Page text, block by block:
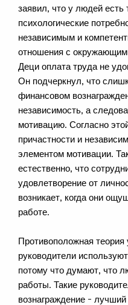
заявил, что у людей есть
психологические
независимым и
отношения с
Деци оплата труда не
Он подчеркнул, что
финансовом
независимость, а
мотивацию. Согласно
причастности и
элементом мотивации.
естественно, что
удовлетворение от
возникает, когда они
работе.
Противоположная теория
руководители
потому что думают, что
работы. Такие
вознаграждение –